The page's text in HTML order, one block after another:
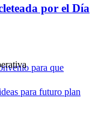
por el Día